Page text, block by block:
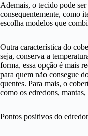
Ademais, o tecido pode
consequentemente, como
escolha modelos que
Outra característica do
seja, conserva a
forma, essa opção é mais
para quem não consegue
quentes. Para mais, o
como os edredons,
Pontos positivos do